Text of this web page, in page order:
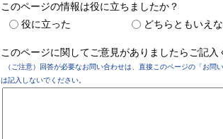
このページの情報は役に立ちましたか？
役に立った
どちらともいえ
このページに関してご意見がありましたらご記入
（ご注意）回答が必要なお問い合わせは、直接このページの「お
は記入しないでください。